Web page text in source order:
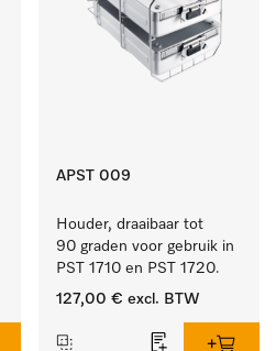
APST 009
Houder, draaibaar tot
90 graden voor gebruik in
PST 1710 en PST 1720.
127,00 € excl. BTW